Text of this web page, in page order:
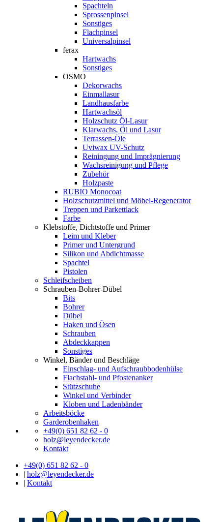
Spachteln
Sprossenpinsel
Sonstiges
Flachpinsel
Universalpinsel
ferax
Hartwachs
Sonstiges
OSMO
Dekorwachs
Einmallasur
Landhausfarbe
Hartwachsöl
Holzschutz Öl-Lasur
Klarwachs, Öl und Lasur
Terrassen-Öle
Uviwax UV-Schutz
Reiningung und Imprägnierung
Wachsreinigung und Pflege
Zubehör
Holzpaste
RUBIO Monocoat
Holzschutzmittel und Möbel-Regenerator
Treppen und Parkettlack
Farbe
Klebstoffe, Dichtstoffe und Primer
Leim und Kleber
Primer und Untergrund
Silikon und Abdichtmasse
Spachtel
Pistolen
Schleifscheiben
Schrauben-Bohrer-Dübel
Bits
Bohrer
Dübel
Haken und Ösen
Schrauben
Abdeckkappen
Sonstiges
Winkel, Bänder und Beschläge
Einschlag- und Aufschraubbodenhülse
Flachstahl- und Pfostenanker
Stützschuhe
Winkel und Verbinder
Kloben und Ladenbänder
Arbeitsböcke
Garderobenhaken
+49(0) 651 82 62 - 0
holz@leyendecker.de
Kontakt
+49(0) 651 82 62 - 0
| holz@leyendecker.de
| Kontakt